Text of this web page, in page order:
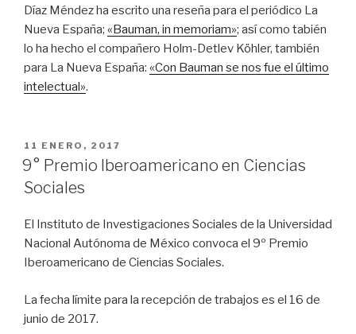
Díaz Méndez ha escrito una reseña para el periódico La
Nueva España; «Bauman, in memoriam»; así como tabién
lo ha hecho el compañero Holm-Detlev Köhler, también
para La Nueva España: «Con Bauman se nos fue el último
intelectual».
PUBLICADO
EL
11 ENERO, 2017
9° Premio Iberoamericano en Ciencias
Sociales
El Instituto de Investigaciones Sociales de la Universidad
Nacional Autónoma de México convoca el 9º Premio
Iberoamericano de Ciencias Sociales.
La fecha límite para la recepción de trabajos es el 16 de
junio de 2017.